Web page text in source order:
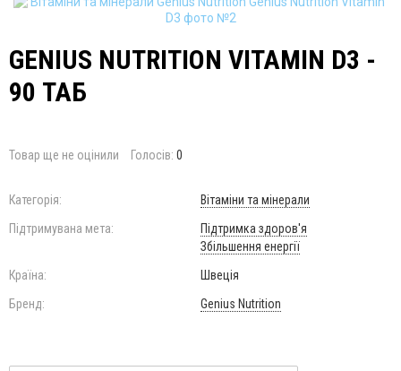
GENIUS NUTRITION VITAMIN D3 -
90 ТАБ
Товар ще не оцінили Голосів: 0
Категорія:
Вітаміни та мінерали
Підтримувана мета:
Підтримка здоров'я
Збільшення енергії
Країна:
Швеція
Бренд:
Genius Nutrition